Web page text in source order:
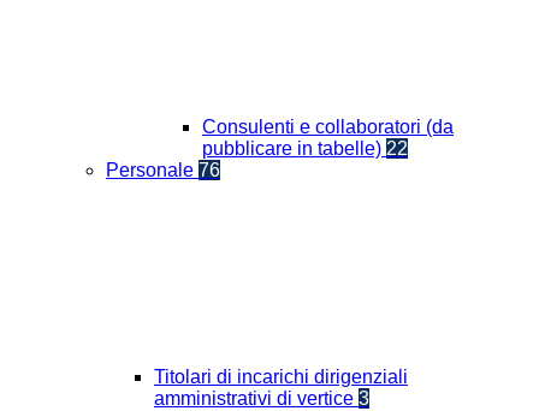
Consulenti e collaboratori (da
pubblicare in tabelle) 22
Personale 76
Titolari di incarichi dirigenziali
amministrativi di vertice 3